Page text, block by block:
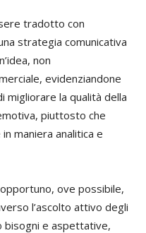
tradotto con
strategia comunicativa
non
evidenziandone
migliorare la qualità della
piuttosto che
maniera analitica e
ove possibile,
l’ascolto attivo degli
bisogni e aspettative,